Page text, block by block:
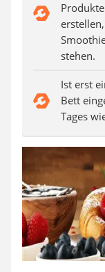
stehen.
Ist erst
Bett
Tages